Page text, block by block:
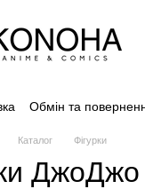
Обмін та
Каталог Фігурки
ДжоДжо